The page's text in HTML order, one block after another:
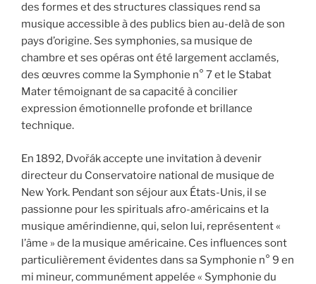
des formes et des structures classiques rend sa
musique accessible à des publics bien au-delà de son
pays d’origine. Ses symphonies, sa musique de
chambre et ses opéras ont été largement acclamés,
des œuvres comme la Symphonie n° 7 et le Stabat
Mater témoignant de sa capacité à concilier
expression émotionnelle profonde et brillance
technique.
En 1892, Dvořák accepte une invitation à devenir
directeur du Conservatoire national de musique de
New York. Pendant son séjour aux États-Unis, il se
passionne pour les spirituals afro-américains et la
musique amérindienne, qui, selon lui, représentent «
l’âme » de la musique américaine. Ces influences sont
particulièrement évidentes dans sa Symphonie n° 9 en
mi mineur, communément appelée « Symphonie du